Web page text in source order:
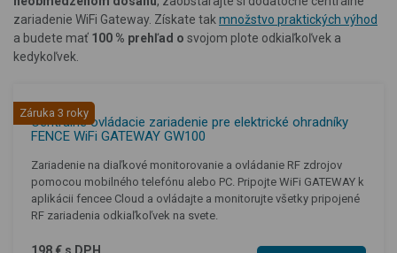
zariadenie WiFi Gateway. Získate tak množstvo praktických výhod
a budete mať 100 % prehľad o svojom plote odkiaľkoľvek a
kedykoľvek.
Záruka 3 roky
Centrálne ovládacie zariadenie pre elektrické ohradníky
FENCE WiFi GATEWAY GW100
Zariadenie na diaľkové monitorovanie a ovládanie RF zdrojov
pomocou mobilného telefónu alebo PC. Pripojte WiFi GATEWAY k
aplikácii fencee Cloud a ovládajte a monitorujte všetky pripojené
RF zariadenia odkiaľkoľvek na svete.
198 € s DPH